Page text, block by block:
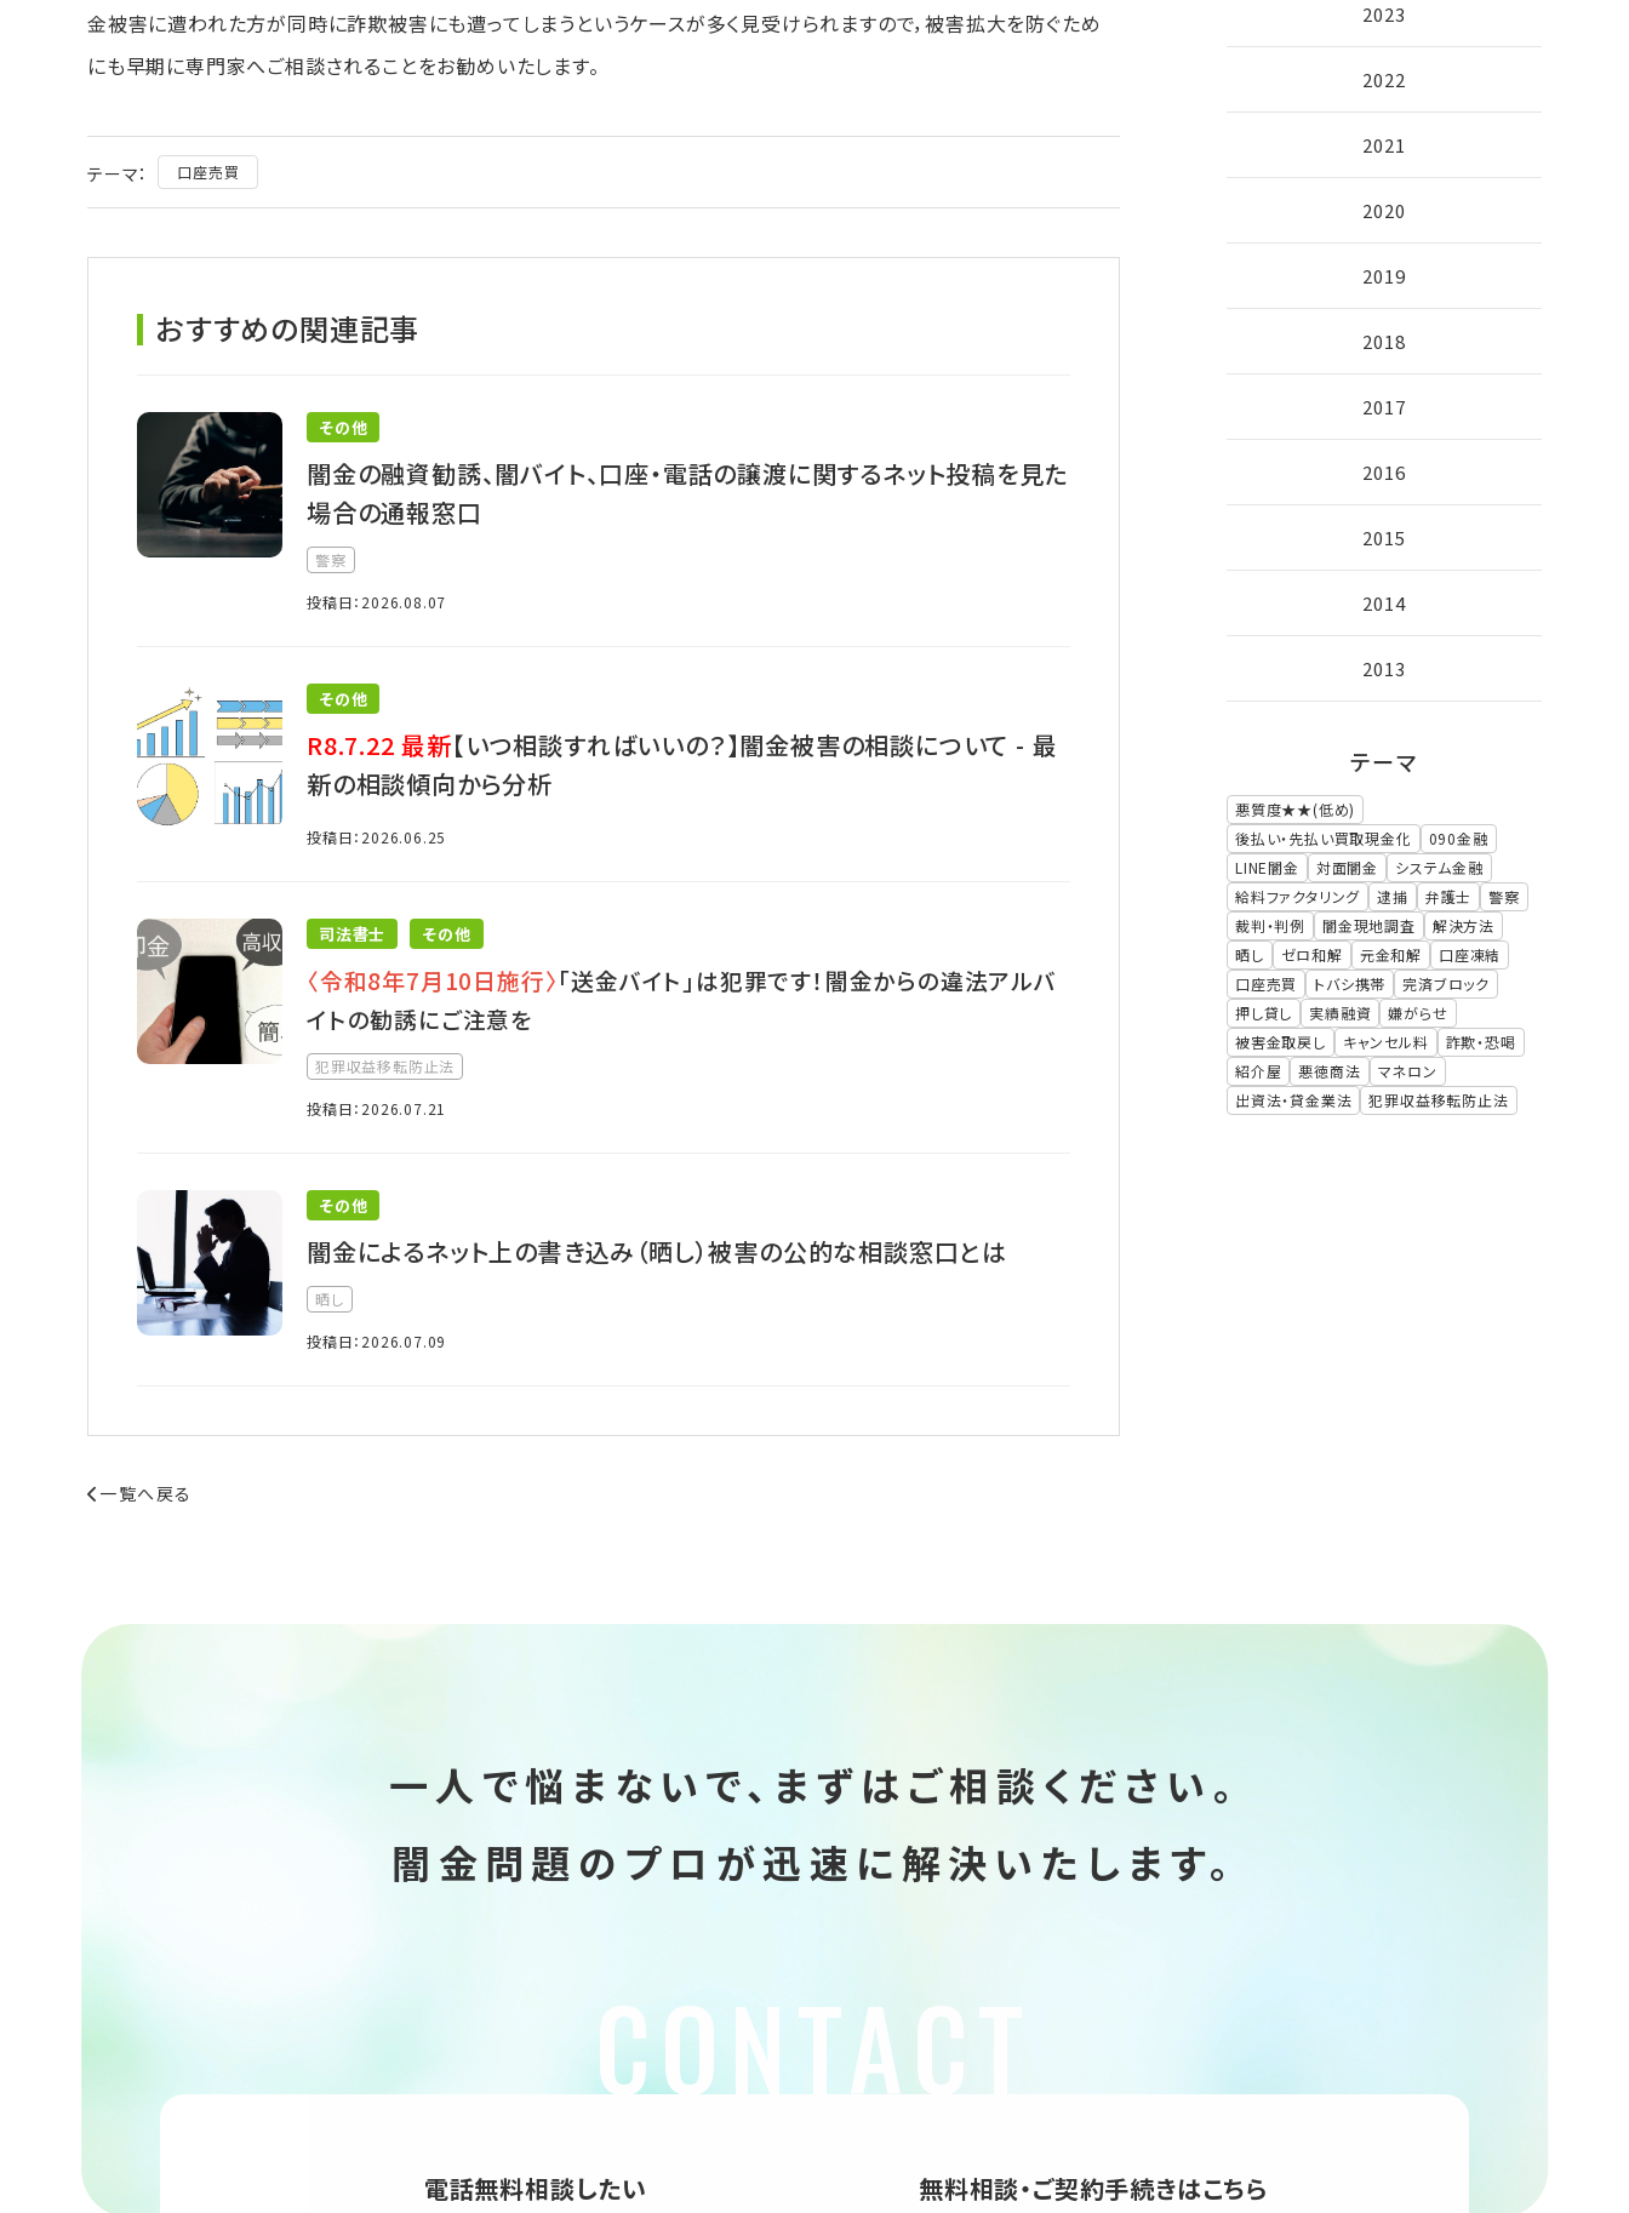
金被害に遭われた方が同時に詐欺被害にも遭ってしまうというケースが多く見受けられますので，被害拡大を防ぐため
にも早期に専門家へご相談されることをお勧めいたします。
テーマ： 口座売買
おすすめの関連記事
その他
闇金の融資勧誘、闇バイト、口座・電話の譲渡に関するネット投稿を見た
場合の通報窓口
警察
投稿日：2026.08.07
その他
R8.7.22 最新【いつ相談すればいいの？】闇金被害の相談について - 最
新の相談傾向から分析
投稿日：2026.06.25
司法書士 その他
〈令和8年7月10日施行〉「送金バイト」は犯罪です！闇金からの違法アルバ
イトの勧誘にご注意を
犯罪収益移転防止法
投稿日：2026.07.21
その他
闇金によるネット上の書き込み（晒し）被害の公的な相談窓口とは
晒し
投稿日：2026.07.09
一覧へ戻る
2023
2022
2021
2020
2019
2018
2017
2016
2015
2014
2013
テーマ
悪質度★★(低め)
後払い・先払い買取現金化
090金融
LINE闇金
対面闇金
システム金融
給料ファクタリング
逮捕 弁護士
警察
裁判・判例
闇金現地調査
解決方法
晒し
ゼロ和解 元金和解
口座凍結
口座売買
トバシ携帯
完済ブロック
押し貸し
実績融資
嫌がらせ
被害金取戻し
キャンセル料
詐欺・恐喝
紹介屋
悪徳商法
マネロン
出資法・貸金業法
犯罪収益移転防止法
一人で悩まないで、 まずはご相談ください。
闇金問題のプロが迅速に解決いたします。
電話無料相談したい 無料相談・ご契約手続きはこちら